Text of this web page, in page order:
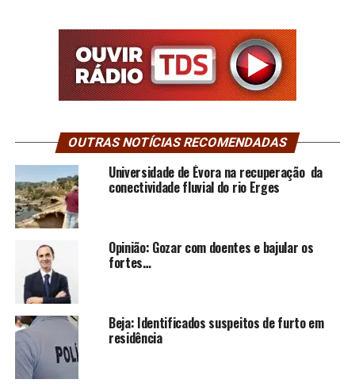
OUTRAS NOTÍCIAS RECOMENDADAS
Universidade de Évora na recuperação da
conectividade fluvial do rio Erges
Opinião: Gozar com doentes e bajular os
fortes…
Beja: Identificados suspeitos de furto em
residência